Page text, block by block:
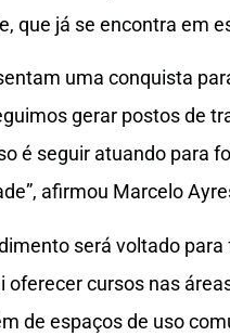
que já se encontra em
uma conquista
gerar postos de
é seguir atuando para
afirmou Marcelo
será voltado
oferecer cursos nas
de espaços de uso